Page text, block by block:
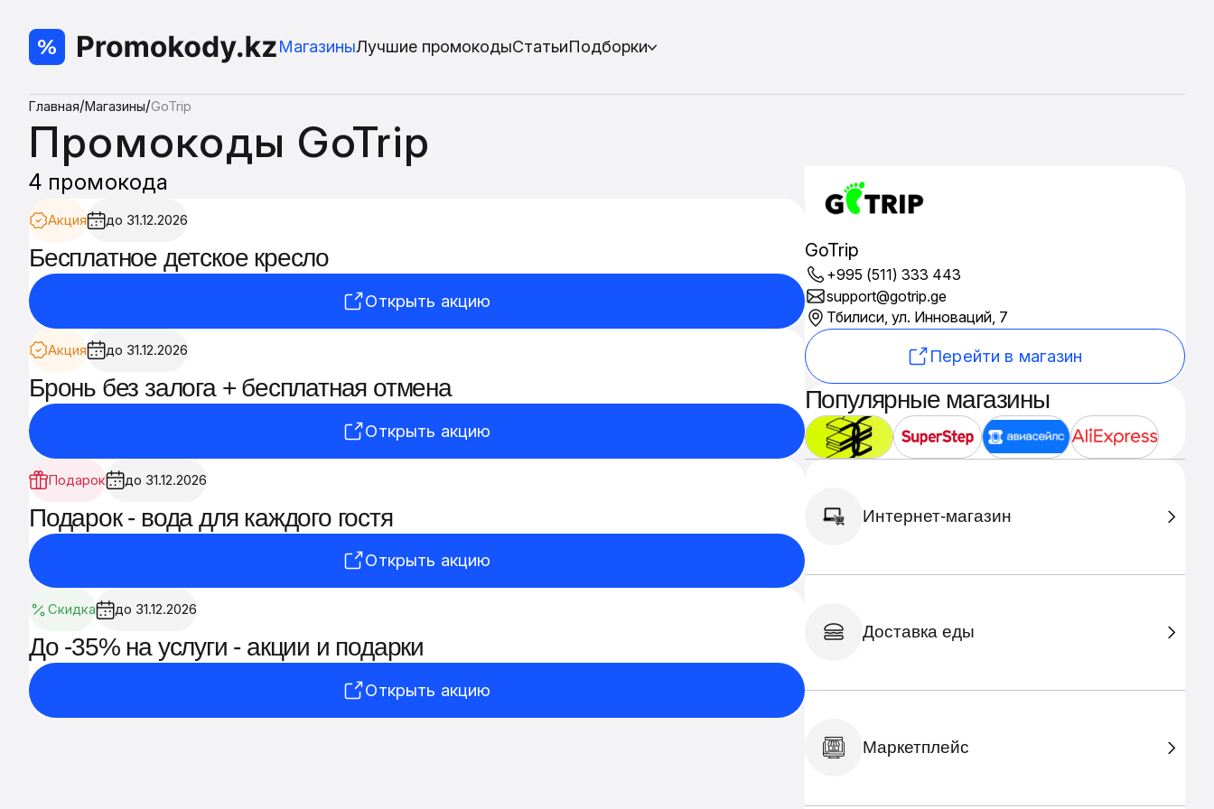
МагазиныЛучшие промокодыСтатьиПодборки
Главная/Магазины/GoTrip
Промокоды GoTrip
4 промокода
Акция до 31.12.2026
Бесплатное детское кресло
Открыть акцию
Акция до 31.12.2026
Бронь без залога + бесплатная отмена
Открыть акцию
Подарок до 31.12.2026
Подарок - вода для каждого гостя
Открыть акцию
Скидка до 31.12.2026
До -35% на услуги - акции и подарки
Открыть акцию
GoTrip
+995 (511) 333 443
support@gotrip.ge
Тбилиси, ул. Инноваций, 7
Перейти в магазин
Популярные магазины
Интернет-магазин
Доставка еды
Маркетплейс